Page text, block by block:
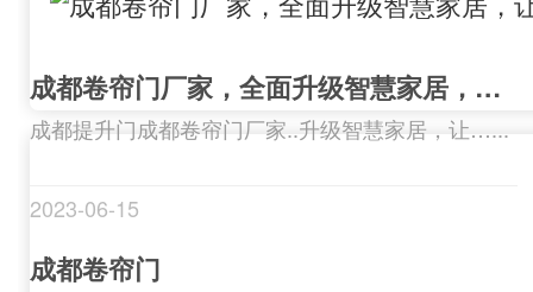
成都卷帘门厂家，全面升级智慧家居，让生活更便捷
成都提升门成都卷帘门厂家..升级智慧家居，让…...
2023-06-15
成都卷帘门